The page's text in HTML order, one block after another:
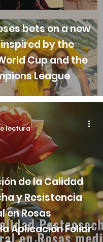
bets on a new
by the
Cup and the
League
de la Calidad
y Resistencia
en Rosas
Aplicación Foliar
lectura